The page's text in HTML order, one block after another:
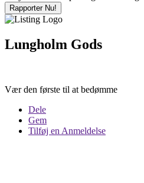
Rapporter Nu!
Lungholm Gods
Vær den første til at bedømme
Dele
Gem
Tilføj en Anmeldelse